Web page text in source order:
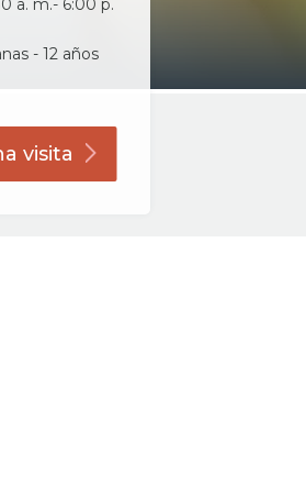
a. m.- 6:00 p.
- 12 años
visita